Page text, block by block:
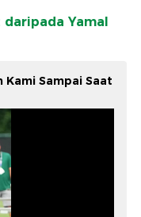
Yamal
Kami Sampai Saat